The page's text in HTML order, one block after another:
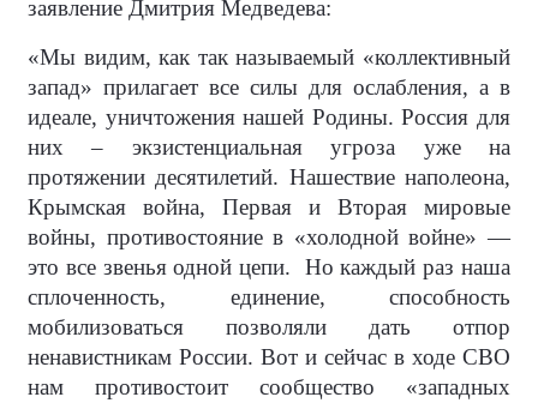
заявление Дмитрия Медведева:
«Мы видим, как так называемый «коллективный
запад» прилагает все силы для ослабления, а в
идеале, уничтожения нашей Родины. Россия для
них – экзистенциальная угроза уже на
протяжении десятилетий. Нашествие наполеона,
Крымская война, Первая и Вторая мировые
войны, противостояние в «холодной войне» —
это все звенья одной цепи.
Но каждый раз наша
сплоченность, единение, способность
мобилизоваться позволяли дать отпор
ненавистникам России. Вот и сейчас в ходе СВО
нам противостоит сообщество «западных